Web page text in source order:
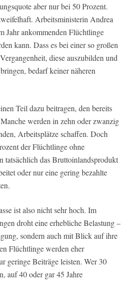
aber nur bei 50 Prozent.
Arbeitsministerin Andrea
Jahr ankommenden Flüchtlinge
kann. Dass es bei einer so großen
diese auszubilden und
bedarf keiner näheren
Teil dazu beitragen, den bereits
werden in zehn oder zwanzig
Arbeitsplätze schaffen. Doch
der Flüchtlinge ohne
tatsächlich das Bruttoinlandsprodukt
oder nur eine gering bezahlte
ist also nicht sehr hoch. Im
droht eine erhebliche Belastung –
sondern auch mit Blick auf ihre
Flüchtlinge werden eher
geringe Beiträge leisten. Wer 30
auf 40 oder gar 45 Jahre